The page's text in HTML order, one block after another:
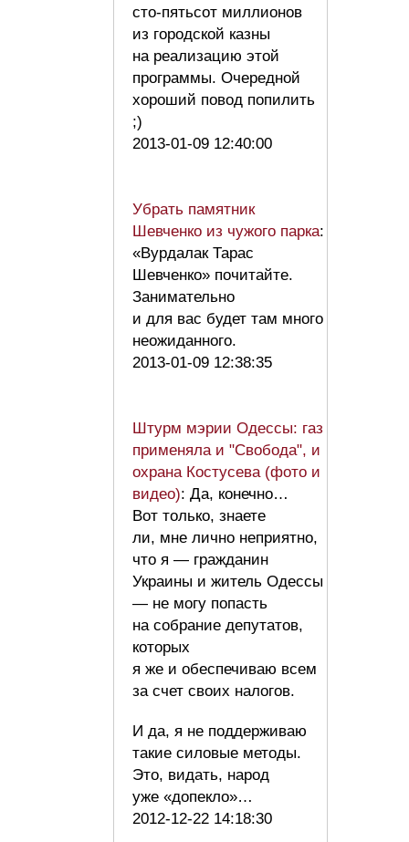
сто-пятьсот миллионов
из городской казны
на реализацию этой
программы. Очередной
хороший повод попилить
;)
2013-01-09 12:40:00
Убрать памятник
Шевченко из чужого парка:
«Вурдалак Тарас
Шевченко» почитайте.
Занимательно
и для вас будет там много
неожиданного.
2013-01-09 12:38:35
Штурм мэрии Одессы: газ
применяла и "Свобода", и
охрана Костусева (фото и
видео): Да, конечно…
Вот только, знаете
ли, мне лично неприятно,
что я — гражданин
Украины и житель Одессы
— не могу попасть
на собрание депутатов,
которых
я же и обеспечиваю всем
за счет своих налогов.
И да, я не поддерживаю
такие силовые методы.
Это, видать, народ
уже «допекло»…
2012-12-22 14:18:30